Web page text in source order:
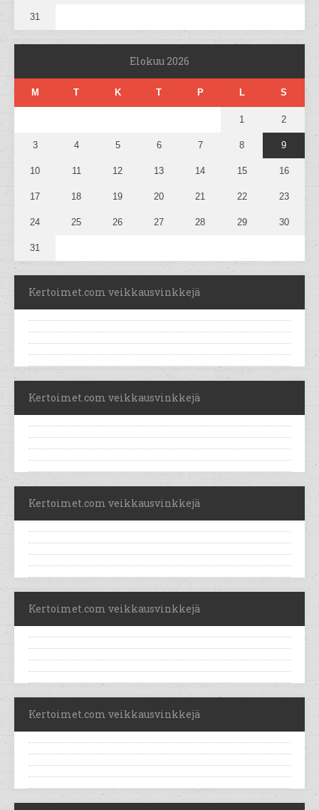
31
Elokuu 2026
M T K T P L S
1 2
3 4 5 6 7 8 9
10 11 12 13 14 15 16
17 18 19 20 21 22 23
24 25 26 27 28 29 30
31
Kertoimet.com veikkausvinkkejä
Kertoimet.com veikkausvinkkejä
Kertoimet.com veikkausvinkkejä
Kertoimet.com veikkausvinkkejä
Kertoimet.com veikkausvinkkejä